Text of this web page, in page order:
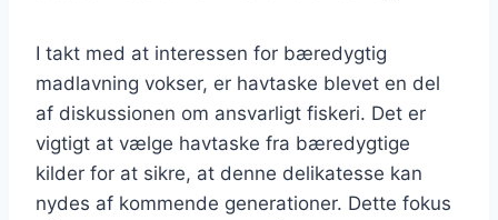
I takt med at interessen for bæredygtig
madlavning vokser, er havtaske blevet en del
af diskussionen om ansvarligt fiskeri. Det er
vigtigt at vælge havtaske fra bæredygtige
kilder for at sikre, at denne delikatesse kan
nydes af kommende generationer. Dette fokus